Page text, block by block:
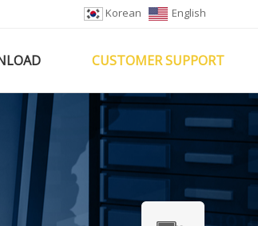
Korean English
CUSTOMER SUPPORT